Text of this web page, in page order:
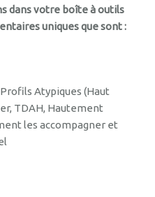
dans votre boîte à outils
uniques que sont :
Atypiques (Haut
TDAH, Hautement
les accompagner et